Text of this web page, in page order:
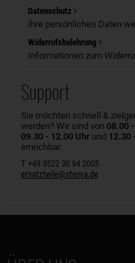
Datenschutz
Ihre persönlichen Daten
Widerrufsbelehrung
Informationen zum
Support
Sie möchten schnell &
werden? Wir sind von 08.00
09.30 - 12.00 Uhr und 12.30
erreichbar.
T +49 3522 30 94 2005
ersatzteile@stema.de